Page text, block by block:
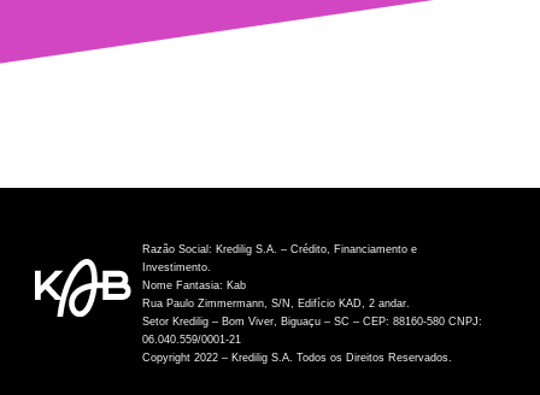
Razão Social: Kredilig S.A. – Crédito, Financiamento e
Investimento.
Nome Fantasia: Kab
Rua Paulo Zimmermann, S/N, Edifício KAD, 2 andar.
Setor Kredilig – Bom Viver, Biguaçu – SC – CEP: 88160-580 CNPJ:
06.040.559/0001-21
Copyright 2022 – Kredilig S.A. Todos os Direitos Reservados.